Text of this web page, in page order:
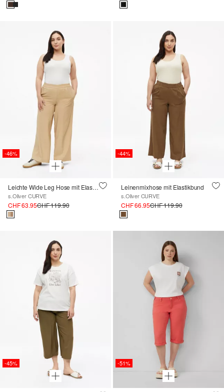
-46%
Leichte Wide Leg Hose mit Elastikbund
s.Oliver CURVE
CHF 63.95CHF 119.90
-44%
Leinenmixhose mit Elastikbund
s.Oliver CURVE
CHF 66.95CHF 119.90
-45% -51%